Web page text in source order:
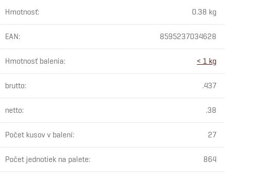
Hmotnosť: 0.38 kg
EAN: 8595237034628
Hmotnosť balenia: < 1 kg
brutto: .437
netto: .38
Počet kusov v balení: 27
Počet jednotiek na palete: 864